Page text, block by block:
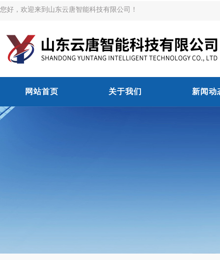
您好，欢迎来到山东云唐智能科技有限公司！
网站首页 关于我们 新闻动